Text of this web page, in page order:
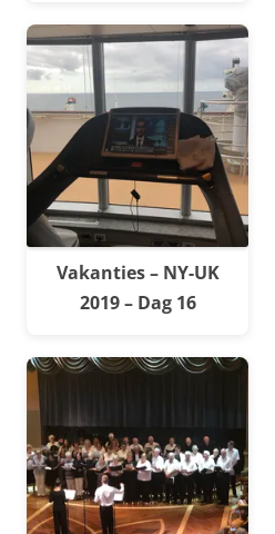
Vakanties – NY-UK
2019 – Dag 16